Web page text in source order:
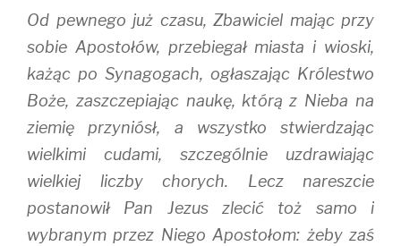
Od pewnego już czasu, Zbawiciel mając przy
sobie Apostołów, przebiegał miasta i wioski,
każąc po Synagogach, ogłaszając Królestwo
Boże, zaszczepiając naukę, którą z Nieba na
ziemię przyniósł, a wszystko stwierdzając
wielkimi cudami, szczególnie uzdrawiając
wielkiej liczby chorych. Lecz nareszcie
postanowił Pan Jezus zlecić toż samo i
wybranym przez Niego Apostołom: żeby zaś